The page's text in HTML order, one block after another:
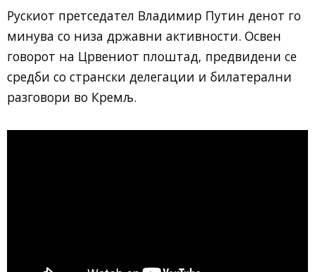
Рускиот претседател Владимир Путин денот го
минува со низа државни активности. Освен
говорот на Црвениот плоштад, предвидени се
средби со странски делегации и билатерални
разговори во Кремљ.